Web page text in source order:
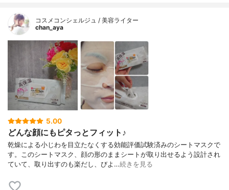
コスメコンシェルジュ / 美容ライター
chan_aya
5.00
どんな顔にもピタっとフィット♪
乾燥による小じわを目立たなくする効能評価試験済みのシートマスクで
す。このシートマスク、顔の形のままシートが取り出せるよう設計され
ていて、取り出すのも楽だし、びよ…続きを見る